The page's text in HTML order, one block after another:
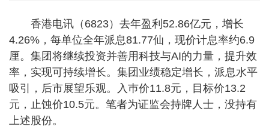
香港电讯（6823）去年盈利52.86亿元，增长
4.26%，每单位全年派息81.77仙，现价计息率约6.9
厘。集团将继续投资并善用科技与AI的力量，提升效
率，实现可持续增长。集团业绩稳定增长，派息水平
吸引，后市展望乐观。入巿价11.8元，目标价13.2
元，止蚀价10.5元。笔者为证监会持牌人士，没持有
上述股份。